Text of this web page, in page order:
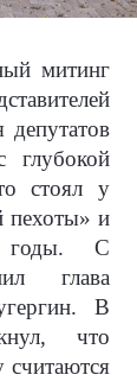
митинг
депутатов
стоял у
пехоты» и
годы. С
глава
В
что
считаются